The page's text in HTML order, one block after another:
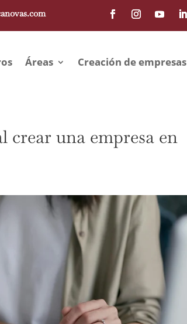
Áreas Creación de empresas
crear una empresa en